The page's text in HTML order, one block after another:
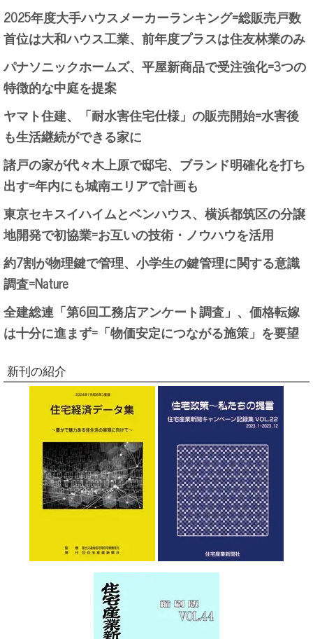
2025年度大手ハウスメーカーランキング=総販売戸数
首位は大和ハウス工業、前年度プラスは住友林業のみ
パナソニックホームズ、平屋新商品で受注強化=3つの
特徴的な中庭を提案
ヤマト住建、「耐水害住宅仕様」の販売開始=水害後
も生活継続ができる家に
諸戸の家が代々木上原で邸宅、ブランド明確化を打ち
出す=年内にも城南エリアで計画も
東京セキスイハイムとベンハウス、横浜都筑区の分譲
地開発で初協業=お互いの技術・ノウハウを活用
約7割が物理鍵で管理、小学生の鍵管理に関する意識
調査=Nature
全建総連「第6回工務店アンケート調査」、価格転嫁
は十分に進まず=「物価安定につながる施策」を要望
新刊の紹介